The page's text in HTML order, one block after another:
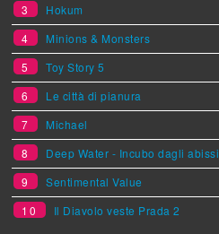
3
Hokum
4
Minions & Monsters
5
Toy Story 5
6
Le città di pianura
7
Michael
8
Deep Water - Incubo dagli abissi
9
Sentimental Value
10
Il Diavolo veste Prada 2